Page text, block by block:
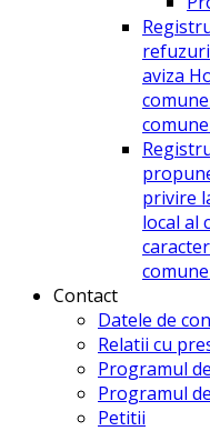
aviza
privire
local al
Contact
Datele de
Relatii cu
Programul
Programul
Petitii